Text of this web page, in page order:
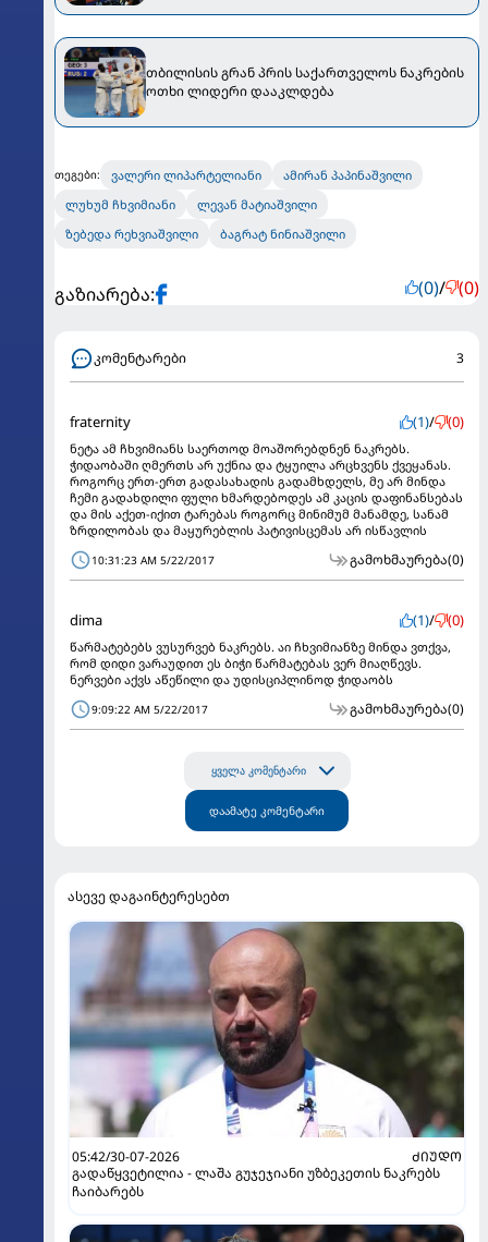
თბილისის გრან პრის საქართველოს ნაკრების
ოთხი ლიდერი დააკლდება
თეგები: ვალერი ლიპარტელიანი
ამირან პაპინაშვილი
ლუხუმ ჩხვიმიანი
ლევან მატიაშვილი
ზებედა რეხვიაშვილი
ბაგრატ ნინიაშვილი
გაზიარება: (0)/ (0)
კომენტარები 3
fraternity (1)/ (0)
ნეტა ამ ჩხვიმიანს საერთოდ მოაშორებდნენ ნაკრებს.
ჭიდაობაში ღმერთს არ უქნია და ტყუილა არცხვენს ქვეყანას.
როგორც ერთ-ერთ გადასახადის გადამხდელს, მე არ მინდა
ჩემი გადახდილი ფული ხმარდებოდეს ამ კაცის დაფინანსებას
და მის აქეთ-იქით ტარებას როგორც მინიმუმ მანამდე, სანამ
ზრდილობას და მაყურებლის პატივისცემას არ ისწავლის
10:31:23 AM 5/22/2017 გამოხმაურება(0)
dima (1)/ (0)
წარმატებებს ვუსურვებ ნაკრებს. აი ჩხვიმიანზე მინდა ვთქვა,
რომ დიდი ვარაუდით ეს ბიჭი წარმატებას ვერ მიაღწევს.
ნერვები აქვს აწეწილი და უდისციპლინოდ ჭიდაობს
9:09:22 AM 5/22/2017 გამოხმაურება(0)
ყველა კომენტარი
დაამატე კომენტარი
ასევე დაგაინტერესებთ
05:42/30-07-2026
ᲫᲘᲣᲓᲝ
გადაწყვეტილია - ლაშა გუჯეჯიანი უზბეკეთის ნაკრებს
ჩაიბარებს